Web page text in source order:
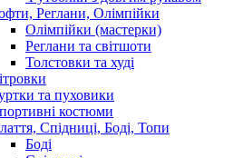
Реглани, Олімпійки
Олімпійки (мастерки)
Реглани та світшоти
Толстовки та худі
та пуховики
костюми
Спідниці, Боді, Топи
Боді